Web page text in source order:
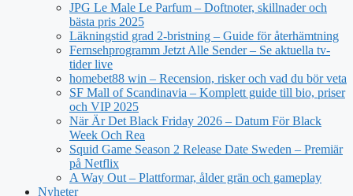
JPG Le Male Le Parfum – Doftnoter, skillnader och
bästa pris 2025
Läkningstid grad 2-bristning – Guide för återhämtning
Fernsehprogramm Jetzt Alle Sender – Se aktuella tv-
tider live
homebet88 win – Recension, risker och vad du bör veta
SF Mall of Scandinavia – Komplett guide till bio, priser
och VIP 2025
När Är Det Black Friday 2026 – Datum För Black
Week Och Rea
Squid Game Season 2 Release Date Sweden – Premiär
på Netflix
A Way Out – Plattformar, ålder grän och gameplay
Nyheter